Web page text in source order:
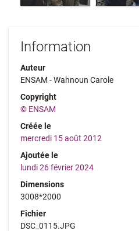
Information
Auteur
ENSAM - Wahnoun Carole
Copyright
© ENSAM
Créée le
mercredi 15 août 2012
Ajoutée le
lundi 26 février 2024
Dimensions
3008*2000
Fichier
DSC_0115.JPG